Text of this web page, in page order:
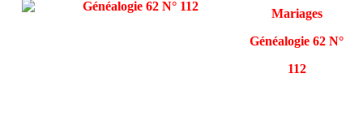
Mariages
Généalogie 62 N°
112